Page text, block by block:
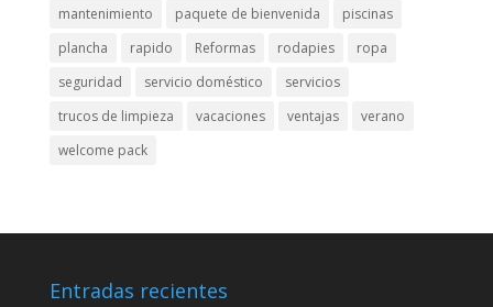
mantenimiento
paquete de bienvenida
piscinas
plancha
rapido Reformas rodapies
ropa
seguridad
servicio doméstico
servicios
trucos de limpieza
vacaciones ventajas
verano
welcome pack
Entradas recientes